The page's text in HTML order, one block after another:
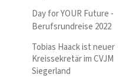
Day for YOUR Future -
Berufsrundreise 2022
Tobias Haack ist neuer
Kreissekretär im CVJM
Siegerland